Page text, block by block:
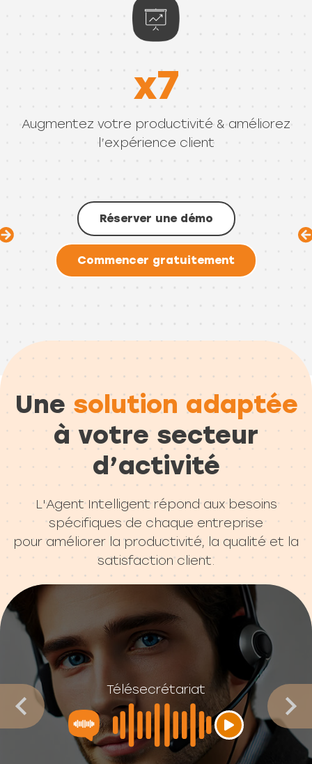
x7
Augmentez votre productivité & améliorez
l’expérience client
Réserver une démo
Commencer gratuitement
Unesolution adaptée
à votre secteur
d’activité
L'Agent Intelligent répond aux besoins
spécifiques de chaque entreprise
pour améliorer la productivité, la qualité et la
satisfaction client.
Télésecrétariat